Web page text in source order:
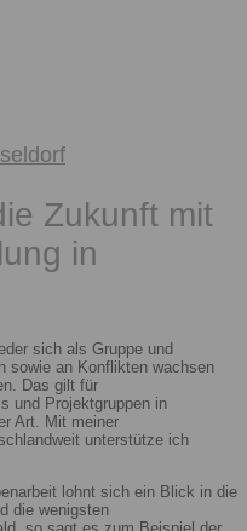
Zukunft mit
in
sich als Gruppe und
sowie an Konflikten wachsen
Das gilt für
und Projektgruppen in
Art. Mit meiner
unterstütze ich
lohnt sich ein Blick in die
die wenigsten